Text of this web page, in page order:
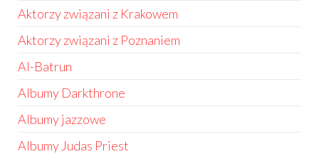
Aktorzy związani z Krakowem
Aktorzy związani z Poznaniem
Al-Batrun
Albumy Darkthrone
Albumy jazzowe
Albumy Judas Priest